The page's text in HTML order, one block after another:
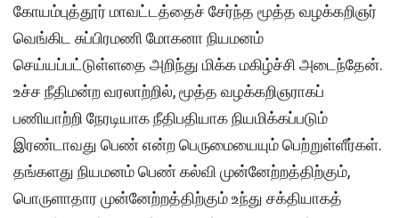
கோயம்புத்தூர் மாவட்டத்தைச் சேர்ந்த மூத்த வழக்கறிஞர்
வெங்கிட சுப்பிரமணி மோகனா நியமனம்
செய்யப்பட்டுள்ளதை அறிந்து மிக்க மகிழ்ச்சி அடைந்தேன்.
உச்ச நீதிமன்ற வரலாற்றில், மூத்த வழக்கறிஞராகப்
பணியாற்றி நேரடியாக நீதிபதியாக நியமிக்கப்படும்
இரண்டாவது பெண் என்ற பெருமையையும் பெற்றுள்ளீர்கள்.
தங்களது நியமனம் பெண் கல்வி முன்னேற்றத்திற்கும்,
பொருளாதார முன்னேற்றத்திற்கும் உந்து சக்தியாகத்